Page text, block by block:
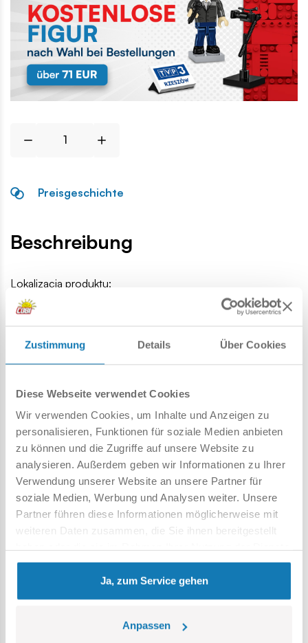
Zustimmung Details Über Cookies
Diese Webseite verwendet Cookies
Wir verwenden Cookies, um Inhalte und Anzeigen zu
personalisieren, Funktionen für soziale Medien anbieten
zu können und die Zugriffe auf unsere Website zu
analysieren. Außerdem geben wir Informationen zu Ihrer
Verwendung unserer Website an unsere Partner für
soziale Medien, Werbung und Analysen weiter. Unsere
Partner führen diese Informationen möglicherweise mit
weiteren Daten zusammen, die Sie ihnen bereitgestellt
gesammelt haben.
Ja, zum Service gehen
Anpassen
Preisgeschichte
Beschreibung
Lokalizacja produktu:
Homepage Einzelner
Warnung
Erstickungsgefahr. Kleine Teile könnten verschluckt
werden. Wir empfehlen, die Verpackung als Referenz
aufzubewahren. Modell und Farben können leicht von der
Abbildung abweichen.
Kategorie Bestseller